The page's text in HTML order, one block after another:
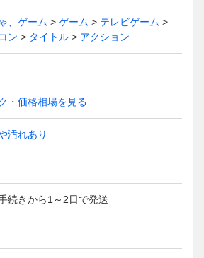
、ゲーム ゲーム
テレビゲーム
ン
タイトル アクション
・価格相場を見る
汚れあり
続きから1～2日で発送